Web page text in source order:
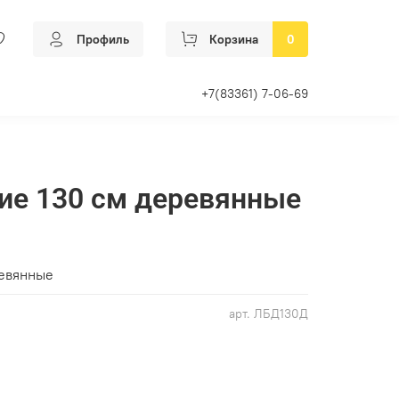
Профиль Корзина 0
+7(83361) 7-06-69
арт. ЛБД130Д
130 см деревянные